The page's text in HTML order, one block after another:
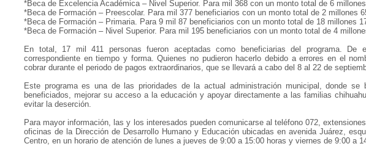
*Beca de Excelencia Académica – Nivel Superior. Para mil 368 con un monto total de 6
*Beca de Formación – Preescolar. Para mil 377 beneficiarios con un monto total de 2 millones
*Beca de Formación – Primaria. Para 9 mil 87 beneficiarios con un monto total de 18 millones
*Beca de Formación – Nivel Superior. Para mil 195 beneficiarios con un monto total de 4
En total, 17 mil 411 personas fueron aceptadas como beneficiarias del programa.
correspondiente en tiempo y forma. Quienes no pudieron hacerlo debido a errores en el
cobrar durante el periodo de pagos extraordinarios, que se llevará a cabo del 8 al 22 de
Este programa es una de las prioridades de la actual administración municipal, donde se
beneficiados, mejorar su acceso a la educación y apoyar directamente a las familias
evitar la deserción.
Para mayor información, las y los interesados pueden comunicarse al teléfono 072,
oficinas de la Dirección de Desarrollo Humano y Educación ubicadas en avenida Juárez,
Centro, en un horario de atención de lunes a jueves de 9:00 a 15:00 horas y viernes de 9:00 a